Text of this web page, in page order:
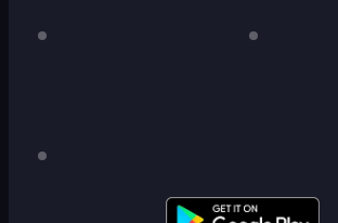
Jeff
Smile
Kun
Jeff
Kun
Jeff
Kun